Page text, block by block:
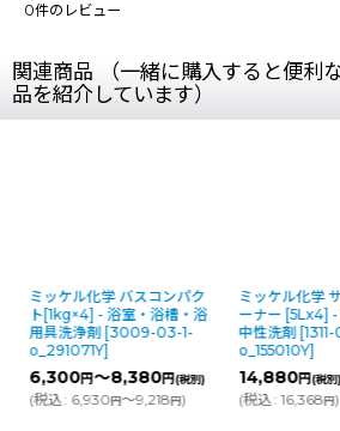
0件のレビュー
関連商品 （一緒に購入すると便利
品を紹介しています）
ミッケル化学 バスコンパク
ト[1kg×4] - 浴室・浴槽・浴
用具洗浄剤 [3009-03-1-
o_291071Y]
6,300円～8,380円(税別)
税込: 6,930円～9,218円)
ミッケル化学
ーナー [5Lx4] -
中性洗剤 [1311-
o_155010Y]
14,880円(税別)
税込: 16,368円)